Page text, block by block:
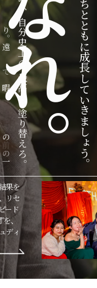
、
自
分
史
上
の
“
最
⾼
”
を
塗
り
替
え
ろ
。
一
度
き
り
。
遠
し
て
暇
は
な
。
目
の
前
の
一
私たちとともに成長していきましょう。
果を
リセ
ード
、
ディ